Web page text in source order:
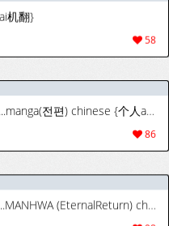
86
[kkan] 슈린이 블붕이랑 첫경험하는....MANHWA (EternalReturn) chinese {个人ai机翻}
98
03-28
61
02-01~2025-03-28